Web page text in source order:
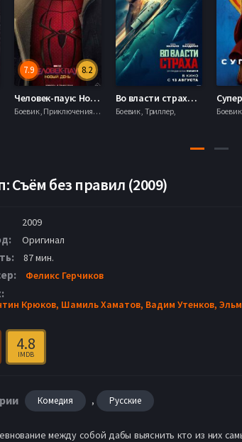
8.2
7.9
Человек-паук: Новый день (2026)
Боевик , Приключения, Фантастика, Фэнтези,
Во власти страха (2026)
Боевик , Триллер,
Съём без правил (2009)
2009
Оригинал
87 мин.
Феликс Герчиков
Крюков, Шамиль Хаматов, Вадим Утенков,
4.8
IMDB
Комедия , Русские
между собой дабы выяснить кто из них